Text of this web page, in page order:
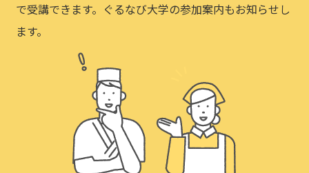
で受講できます。ぐるなび大学の参加案内もお知らせし
ます。